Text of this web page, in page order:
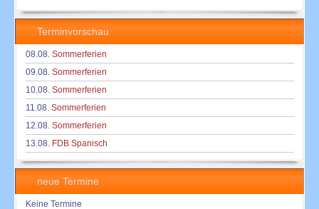
Terminvorschau
08.08. Sommerferien
09.08. Sommerferien
10.08. Sommerferien
11.08. Sommerferien
12.08. Sommerferien
13.08. FDB Spanisch
neue Termine
Keine Termine